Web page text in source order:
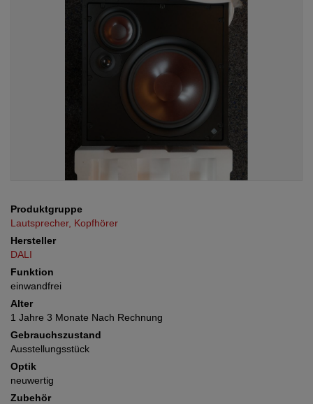
Produktgruppe
Lautsprecher, Kopfhörer
Hersteller
DALI
Funktion
einwandfrei
Alter
1 Jahre 3 Monate Nach Rechnung
Gebrauchszustand
Ausstellungsstück
Optik
neuwertig
Zubehör